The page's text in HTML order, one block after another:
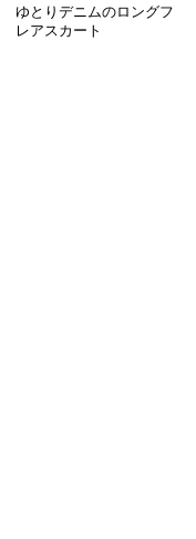
ゆとりデニムのロングフ
レアスカート